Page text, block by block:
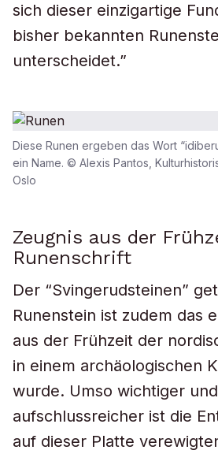
sich dieser einzigartige
bisher bekannten
unterscheidet.”
Diese Runen ergeben das Wort
ein Name. © Alexis Pantos,
Oslo
Zeugnis aus der
Runenschrift
Der “Svingerudsteinen”
Runenstein ist zudem das
aus der Frühzeit der
in einem archäologischen
wurde. Umso wichtiger und
aufschlussreicher ist die
auf dieser Platte